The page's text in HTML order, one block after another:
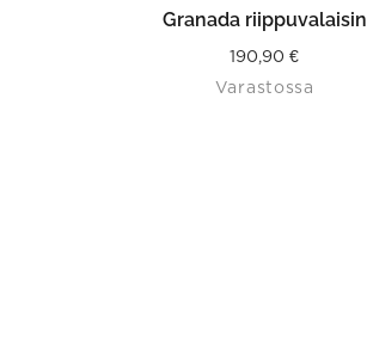
LISÄÄ OSTOSKORIIN
Granada riippuvalaisin
190,90€
Varastossa